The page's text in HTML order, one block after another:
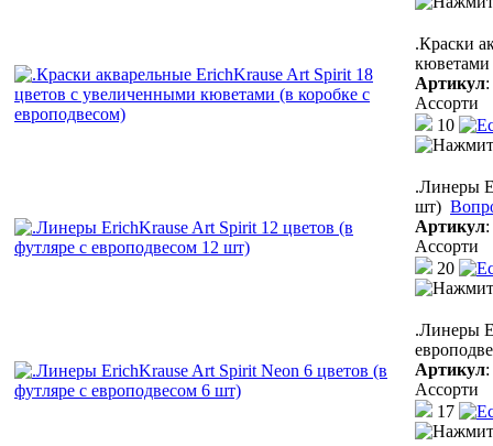
.Краски
кюветами
Артикул:
Ассорти
10
.Линеры
шт)
Артикул:
Ассорти
20
.Линеры
Артикул:
Ассорти
17